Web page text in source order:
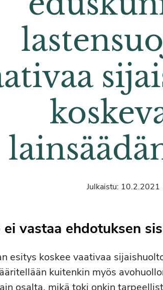
Julkaistu: 10.2.2021
vastaa ehdotuksen
esitys koskee vaativaa
kuitenkin myös
osalta, mikä toki onkin